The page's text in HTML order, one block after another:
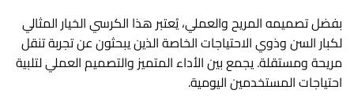
بفضل تصميمه المريح والعملي، يُعتبر هذا الكرسي الخيار المثالي
لكبار السن وذوي الاحتياجات الخاصة الذين يبحثون عن تجربة تنقل
مريحة ومستقلة. يجمع بين الأداء المتميز والتصميم العملي لتلبية
احتياجات المستخدمين اليومية.